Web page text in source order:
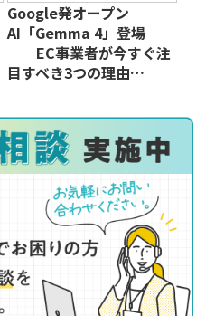
Google発オープン
AI「Gemma 4」登場
──EC事業者が今すぐ注
目すべき3つの理由…